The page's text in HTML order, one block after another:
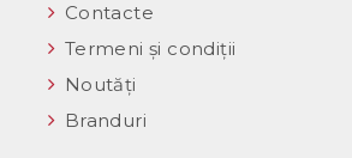
Contacte
Termeni și condiții
Noutăţi
Branduri